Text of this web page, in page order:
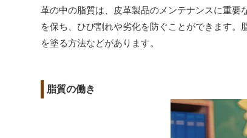
革の中の脂質は、皮革製品のメンテナンスに重
を保ち、ひび割れや劣化を防ぐことができます
を塗る方法などがあります。
脂質の働き